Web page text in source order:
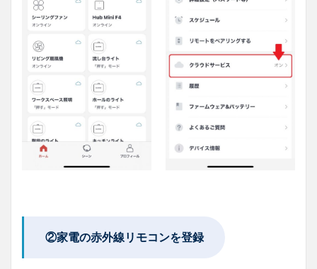
②家電の赤外線リモコンを登録